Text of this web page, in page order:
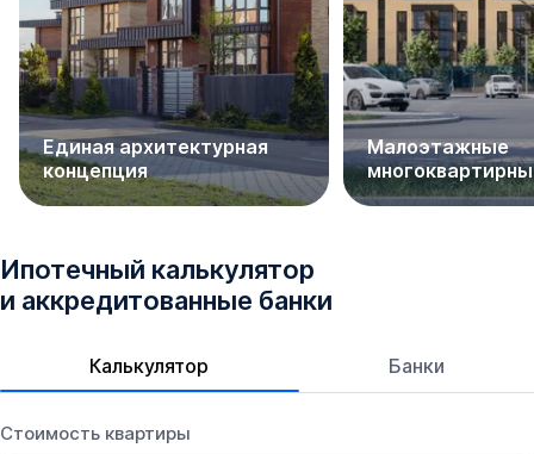
Единая архитектурная
концепция
Малоэтажные
Ипотечный калькулятор
и аккредитованные банки
Калькулятор Банки
Стоимость квартиры